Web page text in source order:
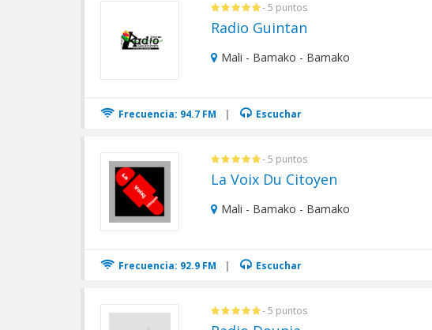
- 5 puntos
Radio Guintan
Mali - Bamako - Bamako
Frecuencia: 94.7 FM | Escuchar
- 5 puntos
La Voix Du Citoyen
Mali - Bamako - Bamako
Frecuencia: 92.9 FM | Escuchar
- 5 puntos